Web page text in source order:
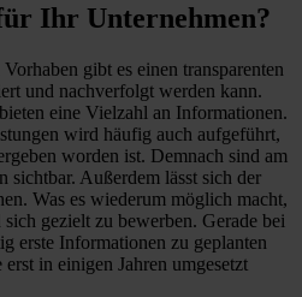
Ihr Unternehmen?
gibt es einen transparenten
und nachverfolgt werden kann.
bieten eine Vielzahl an Informationen.
wird häufig auch aufgeführt,
worden ist. Demnach sind am
sichtbar. Außerdem lässt sich der
Was es wiederum möglich macht,
gezielt zu bewerben. Gerade bei
erste Informationen zu geplanten
in einigen Jahren umgesetzt